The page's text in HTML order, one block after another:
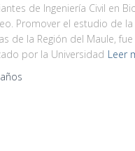
de Ingeniería Civil en
Promover el estudio de
de la Región del Maule,
por la Universidad Leer